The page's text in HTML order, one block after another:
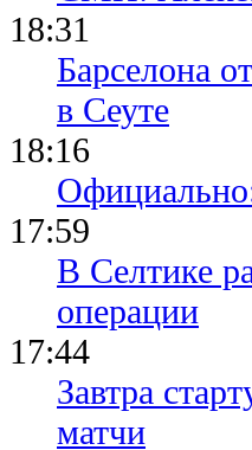
18:31
Барселона
в Сеуте
18:16
17:59
В Селтике
операции
17:44
Завтра
матчи